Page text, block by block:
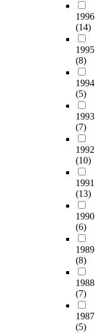
1996
(14)
1995
(8)
1994
(5)
1993
(7)
1992
(10)
1991
(13)
1990
(6)
1989
(8)
1988
(7)
1987
(5)